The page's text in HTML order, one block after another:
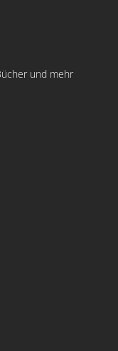
und mehr